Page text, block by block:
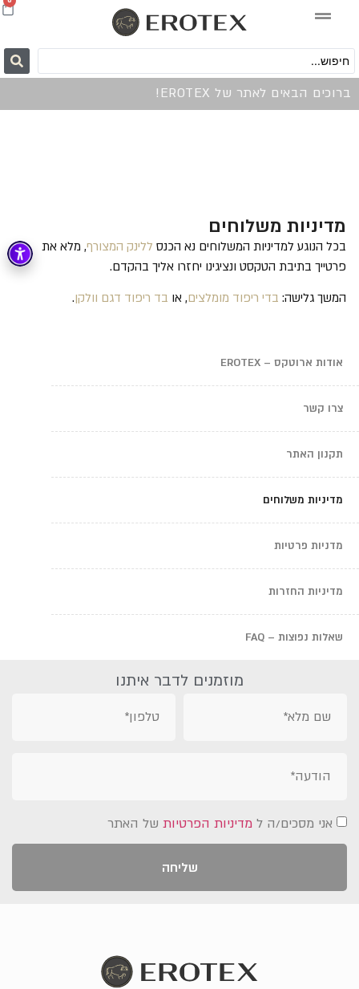
ברוכים הבאים לאתר של EROTEX!
אודות ארוטקס – EROTEX
צרו קשר
תקנון האתר
מדיניות משלוחים
מדניות פרטיות
מדיניות החזרות
שאלות נפוצות – FAQ
מדיניות משלוחים
בכל הנוגע למדיניות המשלוחים נא הכנס ללינק המצורף, מלא את
פרטייך בתיבת הטקסט ונציגינו יחזרו אליך בהקדם.
המשך גלישה: בדי ריפוד מומלצים, או בד ריפוד דגם וולקן.
מוזמנים לדבר איתנו
אני מסכים/ה ל מדיניות הפרטיות של האתר
שליחה